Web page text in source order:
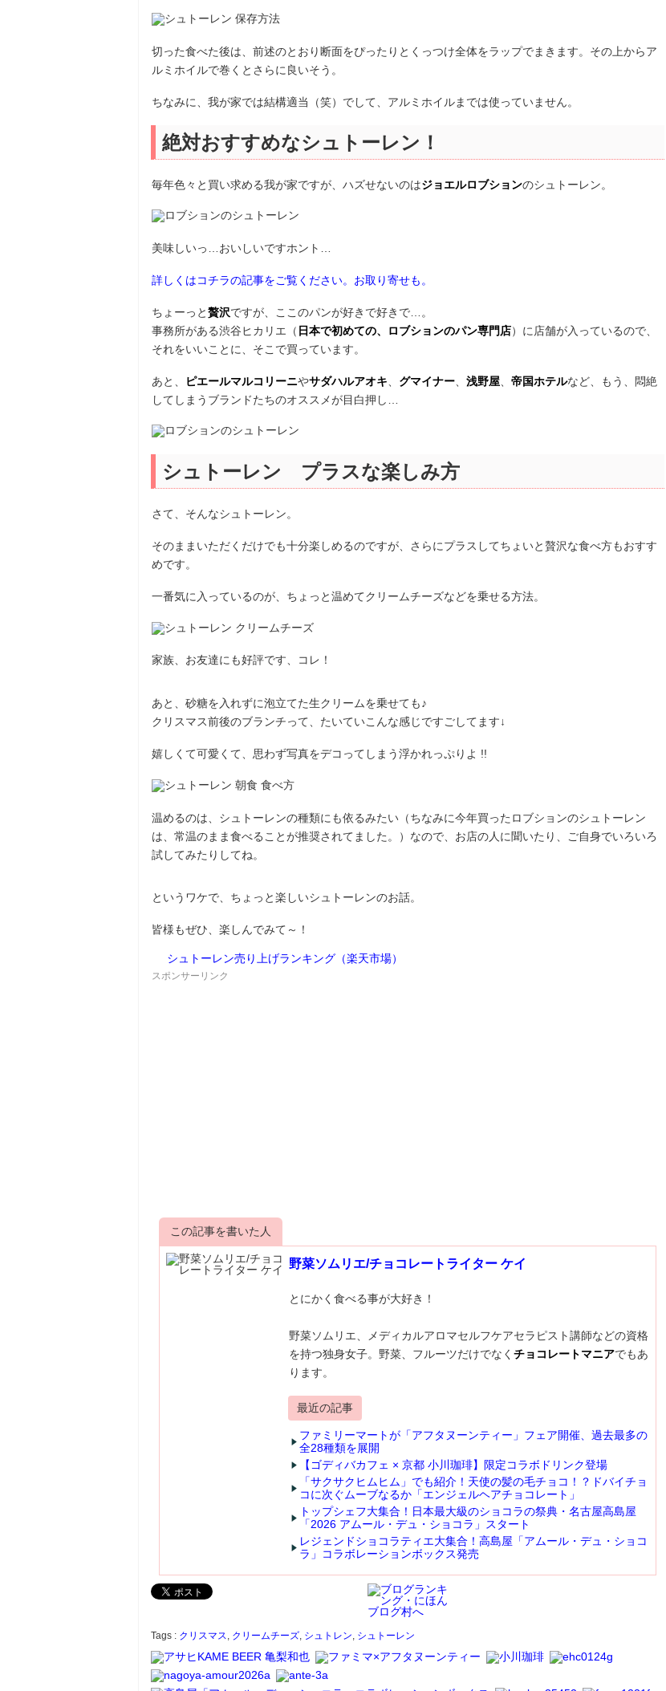
切った食べた後は、前述のとおり断面をぴったりとくっつけ全体をラップでまきます。その上からア
ルミホイルで巻くとさらに良いそう。
ちなみに、我が家では結構適当（笑）でして、アルミホイルまでは使っていません。
絶対おすすめなシュトーレン！
毎年色々と買い求める我が家ですが、ハズせないのはジョエルロブションのシュトーレン。
美味しいっ…おいしいですホント…
詳しくはコチラの記事をご覧ください。お取り寄せも。
ちょーっと贅沢ですが、ここのパンが好きで好きで…。
事務所がある渋谷ヒカリエ（ 日本で初めての、ロブションのパン専門店）に店舗が入っているので、
それをいいことに、そこで買っています。
あと、 ピエールマルコリーニやサダハルアオキ グマイナー 浅野屋 帝国ホテルなど、もう、悶絶
してしまうブランドたちのオススメが目白押し…
シュトーレン プラスな楽しみ方
さて、そんなシュトーレン。
そのままいただくだけでも十分楽しめるのですが、さらにプラスしてちょいと贅沢な食べ方もおすす
めです。
一番気に入っているのが、ちょっと温めてクリームチーズなどを乗せる方法。
家族、お友達にも好評です、コレ！
あと、砂糖を入れずに泡立てた生クリームを乗せても♪
クリスマス前後のブランチって、たいていこんな感じですごしてます↓
嬉しくて可愛くて、思わず写真をデコってしまう浮かれっぷりよ !!
温めるのは、シュトーレンの種類にも依るみたい（ちなみに今年買ったロブションのシュトーレン
は、常温のまま食べることが推奨されてました。）なので、お店の人に聞いたり、ご自身でいろいろ
試してみたりしてね。
というワケで、ちょっと楽しいシュトーレンのお話。
皆様もぜひ、楽しんでみて～！
シュトーレン売り上げランキング（楽天市場）
スポンサーリンク
この記事を書いた人
野菜ソムリエ/チョコレートライター ケイ
とにかく食べる事が大好き！
野菜ソムリエ、メディカルアロマセルフケアセラピスト講師などの資格
を持つ独身女子。野菜、フルーツだけでなく チョコレートマニアでもあ
ります。
最近の記事
ファミリーマートが「アフタヌーンティー」フェア開催、過去最多の
全28種類を展開
【ゴディバカフェ × 京都 小川珈琲】限定コラボドリンク登場
「サクサクヒムヒム」でも紹介！天使の髪の毛チョコ！？ドバイチョ
コに次ぐムーブなるか「エンジェルヘアチョコレート」
トップシェフ大集合！日本最大級のショコラの祭典・名古屋高島屋
「2026 アムール・デュ・ショコラ」スタート
レジェンドショコラティエ大集合！高島屋「アムール・デュ・ショコ
ラ」コラボレーションボックス発売
Tags : クリスマス, クリームチーズ, シュトレン, シュトーレン